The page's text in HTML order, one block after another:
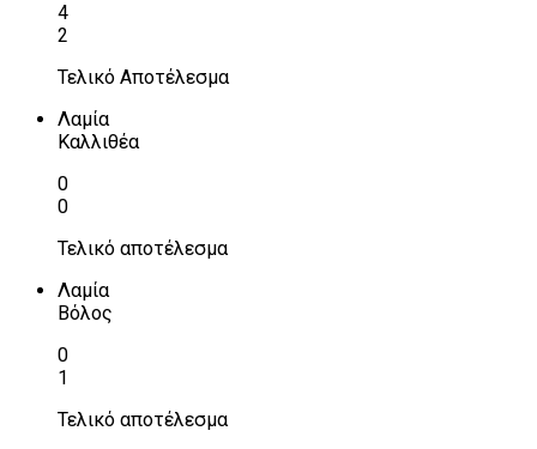
4
2
Τελικό Αποτέλεσμα
Λαμία
Καλλιθέα
0
0
Τελικό αποτέλεσμα
Λαμία
Βόλος
0
1
Τελικό αποτέλεσμα